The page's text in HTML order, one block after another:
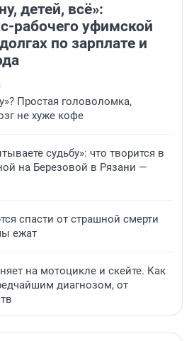
детей, всё»:
рабочего уфимской
по зарплате и
Простая головоломка,
не хуже кофе
судьбу»: что творится в
на Березовой в Рязани —
спасти от страшной смерти
ежат
на мотоцикле и скейте. Как
диагнозом, от